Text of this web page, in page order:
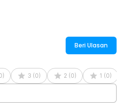
Converter AC to DC 12V 3A
Beri Ulasan
) 3 (0) 2 (0) 1 (0)